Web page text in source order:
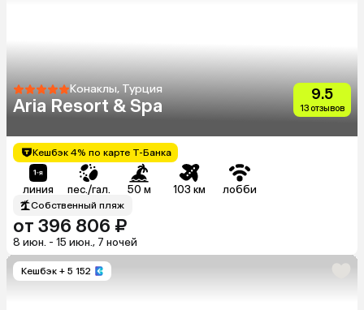
Конаклы, Турция
Aria Resort & Spa
9.5
13 отзывов
Кешбэк 4% по карте Т-Банка
линия пес./гал. 50 м 103 км лобби
Собственный пляж
от 396 806 ₽
8 июн. - 15 июн., 7 ночей
Кешбэк + 5 152